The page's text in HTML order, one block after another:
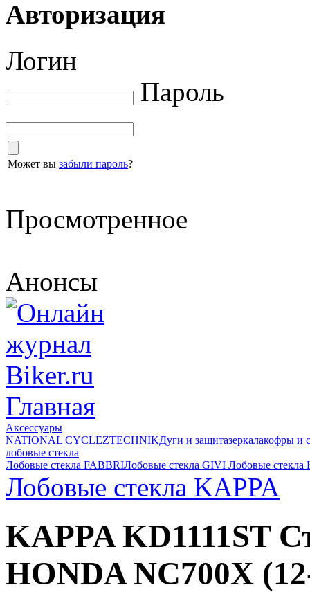
Авторизация
Логин
Пароль
Может вы забыли пароль?
Просмотренное
Анонсы
Главная
Аксессуары
NATIONAL CYCLEZTECHNIKДуги и защитазеркалакофры и
лобовые стекла
Лобовые стекла FABBRIЛобовые стекла GIVI Лобовые стекла
Лобовые стекла KAPPA
KAPPA KD1111ST
HONDA NC700X